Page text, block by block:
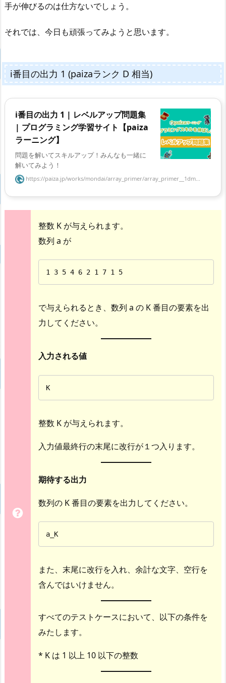
手が伸びるのは仕方ないでしょう。
それでは、今日も頑張ってみようと思います。
i番目の出力 1 (paizaランク D 相当)
i番目の出力 1 | レベルアップ問題集
| プログラミング学習サイト【paiza
ラーニング】
問題を解いてスキルアップ！みんなも一緒に
解いてみよう！
https://paiza.jp/works/mondai/array_primer/array_primer__1dm...
整数 K が与えられます。
数列 a が
1 3 5 4 6 2 1 7 1 5
で与えられるとき、数列 a の K 番目の要素を出
力してください。
入力される値
K
整数 K が与えられます。
入力値最終行の末尾に改行が１つ入ります。
期待する出力
数列の K 番目の要素を出力してください。
a_K
また、末尾に改行を入れ、余計な文字、空行を
含んではいけません。
すべてのテストケースにおいて、以下の条件を
みたします。
* K は 1 以上 10 以下の整数